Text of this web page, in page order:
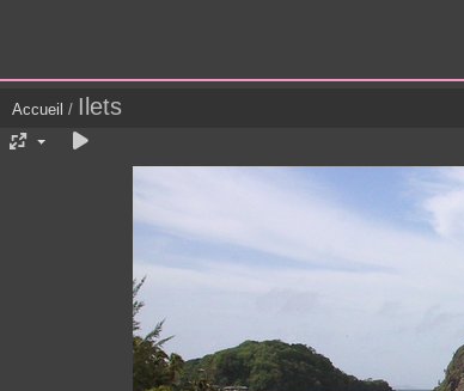
Accueil / Ilets